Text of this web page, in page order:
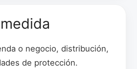
o negocio, distribución,
de protección.